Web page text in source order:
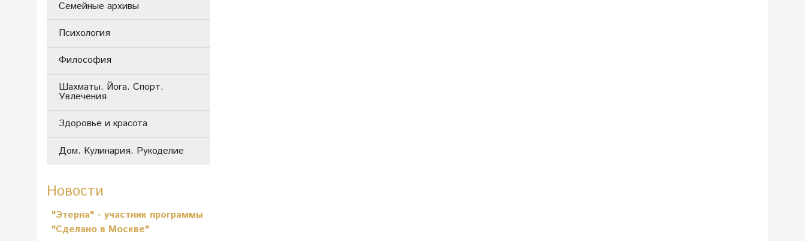
Семейные архивы
Психология
Философия
Шахматы. Йога. Спорт.
Увлечения
Здоровье и красота
Дом. Кулинария. Рукоделие
Новости
"Этерна" - участник программы
"Сделано в Москве"